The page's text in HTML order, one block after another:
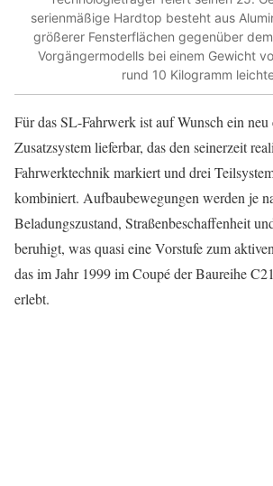
serienmäßige Hardtop besteht aus
größerer Fensterflächen gegenüber
Vorgängermodells bei einem Gewicht
rund 10 Kilogramm
Für das SL-Fahrwerk ist auf Wunsch ein
Zusatzsystem lieferbar, das den seinerzeit
Fahrwerktechnik markiert und drei
kombiniert. Aufbaubewegungen werden je
Beladungszustand, Straßenbeschaffenheit
beruhigt, was quasi eine Vorstufe zum
das im Jahr 1999 im Coupé der Baureihe
erlebt.